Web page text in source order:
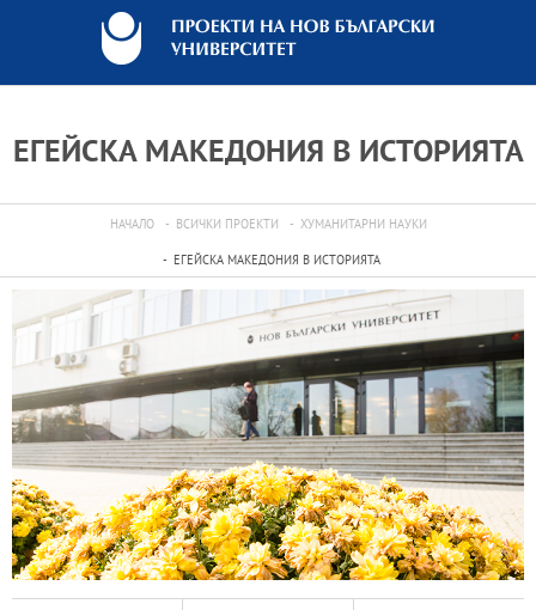
ЕГЕЙСКА МАКЕДОНИЯ В ИСТОРИЯТА
НАЧАЛО ВСИЧКИ ПРОЕКТИ ХУМАНИТАРНИ НАУКИ
ЕГЕЙСКА МАКЕДОНИЯ В ИСТОРИЯТА